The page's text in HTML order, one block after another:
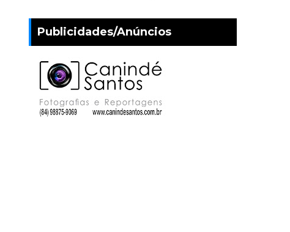
Publicidades/Anúncios